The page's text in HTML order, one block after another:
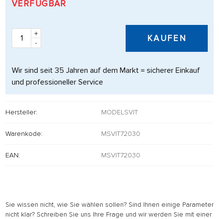
VERFÜGBAR
+
-
KAUFEN
Wir sind seit 35 Jahren auf dem Markt = sicherer Einkauf
und professioneller Service
Hersteller: MODELSVIT
Warenkode: MSVIT72030
EAN: MSVIT72030
Sie wissen nicht, wie Sie wählen sollen? Sind Ihnen einige Parameter
nicht klar? Schreiben Sie uns Ihre Frage und wir werden Sie mit einer